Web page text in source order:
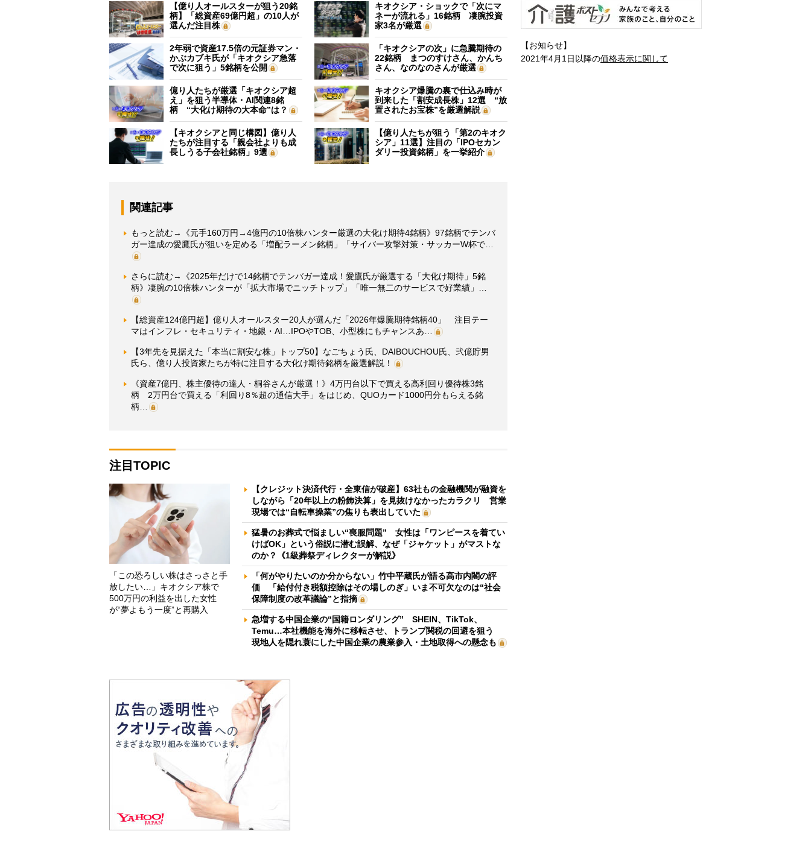
【億り人オールスターが狙う20銘
柄】「総資産69億円超」の10人が
選んだ注目株
キオクシア・ショックで「次にマ
ネーが流れる」16銘柄 凄腕投資
家3名が厳選
2年弱で資産17.5倍の元証券マン・
かぶカブキ氏が「キオクシア急落
で次に狙う」5銘柄を公開
「キオクシアの次」に急騰期待の
22銘柄 まつのすけさん、かんち
さん、なのなのさんが厳選
億り人たちが厳選「キオクシア超
え」を狙う半導体・AI関連8銘
柄 “大化け期待の大本命”は？
キオクシア爆騰の裏で仕込み時が
到来した「割安成長株」12選 “放
置されたお宝株”を厳選解説
【キオクシアと同じ構図】億り人
たちが注目する「親会社よりも成
長しうる子会社銘柄」9選
【億り人たちが狙う「第2のキオク
シア」11選】注目の「IPOセカン
ダリー投資銘柄」を一挙紹介
関連記事
もっと読む→《元手160万円→4億円の10倍株ハンター厳選の大化け期待4銘柄》97銘柄でテンバ
ガー達成の愛鷹氏が狙いを定める「増配ラーメン銘柄」「サイバー攻撃対策・サッカーW杯で…
さらに読む→《2025年だけで14銘柄でテンバガー達成！愛鷹氏が厳選する「大化け期待」5銘
柄》凄腕の10倍株ハンターが「拡大市場でニッチトップ」「唯一無二のサービスで好業績」…
【総資産124億円超】億り人オールスター20人が選んだ「2026年爆騰期待銘柄40」 注目テー
マはインフレ・セキュリティ・地銀・AI…IPOやTOB、小型株にもチャンスあ…
【3年先を見据えた「本当に割安な株」トップ50】なごちょう氏、DAIBOUCHOU氏、弐億貯男
氏ら、億り人投資家たちが特に注目する大化け期待銘柄を厳選解説！
《資産7億円、株主優待の達人・桐谷さんが厳選！》4万円台以下で買える高利回り優待株3銘
柄 2万円台で買える「利回り8％超の通信大手」をはじめ、QUOカード1000円分もらえる銘
柄…
注目TOPIC
「この恐ろしい株はさっさと手
放したい…」キオクシア株で
500万円の利益を出した女性
が“夢よもう一度”と再購入
【クレジット決済代行・全東信が破産】63社もの金融機関が融資を
しながら「20年以上の粉飾決算」を見抜けなかったカラクリ 営業
現場では“自転車操業”の焦りも表出していた
猛暑のお葬式で悩ましい“喪服問題” 女性は「ワンピースを着てい
けばOK」という俗説に潜む誤解、なぜ「ジャケット」がマストな
のか？《1級葬祭ディレクターが解説》
「何がやりたいのか分からない」竹中平蔵氏が語る高市内閣の評
価 「給付付き税額控除はその場しのぎ」いま不可欠なのは“社会
保障制度の改革議論”と指摘
急増する中国企業の“国籍ロンダリング” SHEIN、TikTok、
Temu…本社機能を海外に移転させ、トランプ関税の回避を狙う
現地人を隠れ蓑にした中国企業の農業参入・土地取得への懸念も
【お知らせ】
2021年4月1日以降の価格表示に関して